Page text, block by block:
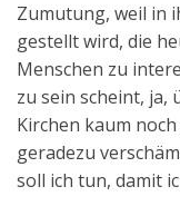
Zumutung, weil in
gestellt wird, die
Menschen zu
zu sein scheint, ja,
Kirchen kaum
geradezu
soll ich tun, damit